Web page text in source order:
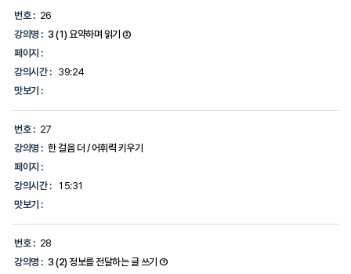
번호 : 26
강의명 : 3 (1) 요약하며 읽기 ②
페이지 :
강의시간 :
39:24
맛보기 :
번호 : 27
강의명 : 한 걸음 더 / 어휘력 키우기
페이지 :
강의시간 :
15:31
맛보기 :
번호 : 28
강의명 : 3 (2) 정보를 전달하는 글 쓰기 ①